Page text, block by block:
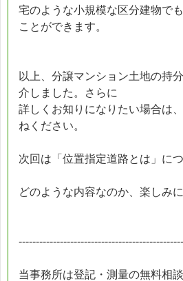
宅のような小規模な区分建物で
ことができます。
以上、分譲マンション土地の持
介しました。さらに
詳しくお知りになりたい場合は
ねください。
次回は「位置指定道路とは」につ
どのような内容なのか、楽しみ
当事務所は登記・測量の無料相